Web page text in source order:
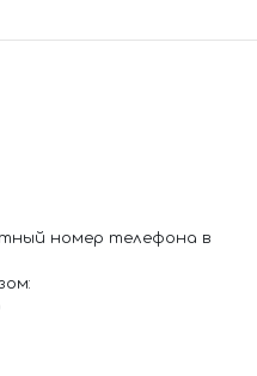
номер телефона в